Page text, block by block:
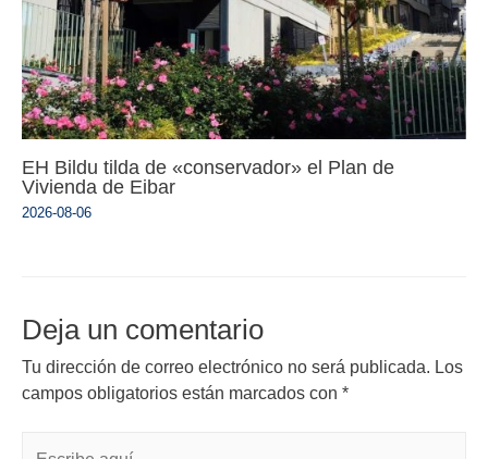
EH Bildu tilda de «conservador» el Plan de
Vivienda de Eibar
2026-08-06
Deja un comentario
Tu dirección de correo electrónico no será publicada. Los
campos obligatorios están marcados con *